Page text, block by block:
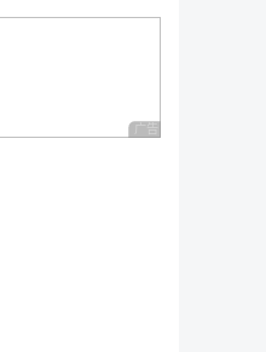
广告 商业广告，理性